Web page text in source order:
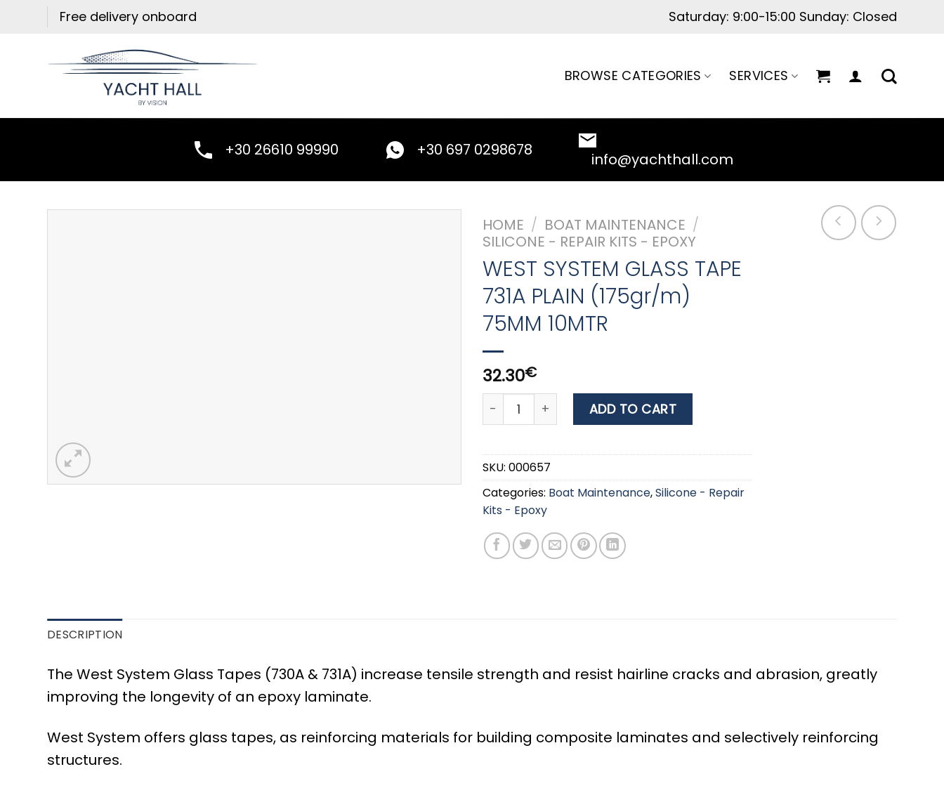
Free delivery onboard
BROWSE CATEGORIES SERVICES
+30 26610 99990 +30 697 0298678 info@yachthall.com
HOME / BOAT MAINTENANCE /
SILICONE - REPAIR KITS - EPOXY
WEST SYSTEM GLASS TAPE
731A PLAIN (175gr/m)
75MM 10MTR
32.30€
WEST SYSTEM GLASS TAPE 731A PLAIN (175gr/m) 75MM 10MTR quantity
ADD TO CART
SKU: 000657
Categories: Boat Maintenance,Silicone - Repair
Kits - Epoxy
DESCRIPTION
The West System Glass Tapes (730A & 731A) increase tensile strength and resist hairline cracks and abrasion, greatly
improving the longevity of an epoxy laminate.
West System offers glass tapes, as reinforcing materials for building composite laminates and selectively reinforcing
structures.